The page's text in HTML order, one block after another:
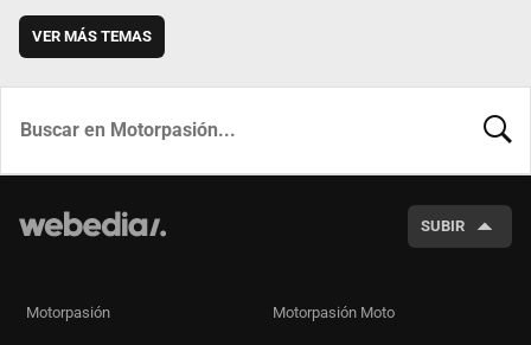
VER MÁS TEMAS
SUBIR
Motorpasión Motorpasión Moto